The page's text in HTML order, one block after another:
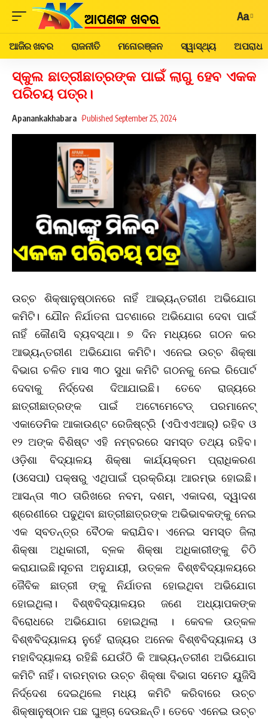
Aa
ଆଜିର ଖବର ରାଜନୀତି ମନୋରଞ୍ଜନ ସ୍ୱାସ୍ଥ୍ୟ ଅପରାଧ
ସ୍କୁଲ ଛାତ୍ରୀଛାତ୍ରଙ୍କ ପାଇଁ ଲାଗୁ ହେବ ଏକକ
ପରିଚୟ ପତ୍ର।
Apanankakhabara Published September 25, 2024
ଉଚ୍ଚ ଶିକ୍ଷାନୁଷ୍ଠାନରେ ନାହିଁ ଆଭ୍ୟନ୍ତରୀଣ ଅଭିଯୋଗ
କମିଟି। ଯୌନ ନିର୍ଯାତନା ଘଟଣାରେ ଅଭିଯୋଗ ଦେବା ପାଇଁ
ନାହିଁ କୌଣସି ବ୍ୟବସ୍ଥା। ୭ ଦିନ ମଧ୍ୟରେ ଗଠନ କର
ଆଭ୍ୟନ୍ତରୀଣ ଅଭିଯୋଗ କମିଟି। ଏନେଇ ଉଚ୍ଚ ଶିକ୍ଷା
ବିଭାଗ ଚଳିତ ମାସ ୩୦ ସୁଧା କମିଟି ଗଠନକୁ ନେଇ ରିପୋର୍ଟ
ଦେବାକୁ ନିର୍ଦ୍ଦେଶ ଦିଆଯାଇଛି। ତେବେ ରାଜ୍ୟରେ
ଛାତ୍ରୀଛାତ୍ରଙ୍କ ପାଇଁ ଅଟୋମେଟେଡ୍‌ ପରମାନେଟ୍‌
ଏକାଡେମିକ ଆକାଉଣ୍ଟ ରେଜିଷ୍ଟ୍ରି (ଏପିଏଏଆର୍‌) ରହିବ ଓ
୧୨ ଅଙ୍କ ବିଶିଷ୍ଟ ଏହି ନମ୍ବରରେ ସମସ୍ତ ତଥ୍ୟ ରହିବ।
ଓଡ଼ିଶା ବିଦ୍ୟାଳୟ ଶିକ୍ଷା କାର୍ଯ୍ୟକ୍ରମ ପ୍ରାଧିକରଣ
(ଓସେପା) ପକ୍ଷରୁ ଏଥିପାଇଁ ପ୍ରକ୍ରିୟା ଆରମ୍ଭ ହୋଇଛି।
ଆସନ୍ତା ୩୦ ତାରିଖରେ ନବମ, ଦଶମ, ଏକାଦଶ, ଦ୍ୱାଦଶ
ଶ୍ରେଣୀରେ ପଢୁଥିବା ଛାତ୍ରୀଛାତ୍ରଙ୍କ ଅଭିଭାବକଙ୍କୁ ନେଇ
ଏକ ସ୍ବତନ୍ତ୍ର ବୈଠକ କରାଯିବ। ଏନେଇ ସମସ୍ତ ଜିଲା
ଶିକ୍ଷା ଅଧିକାରୀ, ବ୍ଳକ ଶିକ୍ଷା ଅଧିକାରୀଙ୍କୁ ଚିଠି
କରାଯାଇଛି।ସୂଚନା ଅନୁଯାୟୀ, ଉତ୍କଳ ବିଶ୍ଵବିଦ୍ୟାଳୟରେ
ଜୈବିକ ଛାତ୍ରୀ ଙ୍କୁ ନିର୍ଯାତନା ହୋଇଥିବା ଅଭିଯୋଗ
ହୋଇଥିଲା। ବିଶ୍ଵବିଦ୍ୟାଳୟର ଜଣେ ଅଧ୍ୟାପକଙ୍କ
ବିରୋଧରେ ଅଭିଯୋଗ ହୋଇଥିଲା । କେବଳ ଉତ୍କଳ
ବିଶ୍ଵବିଦ୍ୟାଳୟ ନୁହେଁ ରାଜ୍ୟର ଅନେକ ବିଶ୍ଵବିଦ୍ୟାଳୟ ଓ
ମହାବିଦ୍ୟାଳୟ ରହିଛି ଯେଉଁଠି କି ଆଭ୍ୟନ୍ତରୀଣ ଅଭିଯୋଗ
କମିଟି ନାହିଁ। ବାରମ୍ବାର ଉଚ୍ଚ ଶିକ୍ଷା ବିଭାଗ ସମେତ ୟୁଜିସି
ନିର୍ଦ୍ଦେଶ ଦେଇଥିଲେ ମଧ୍ୟ କମିଟି କରିବାରେ ଉଚ୍ଚ
ଶିକ୍ଷାନୁଷ୍ଠାନ ପଛ ଘୁଞ୍ଚା ଦେଉଛନ୍ତି। ତେବେ ଏନେଇ ଉଚ୍ଚ